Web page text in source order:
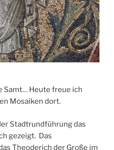
Samt… Heute freue ich
Mosaiken dort.
Stadtrundführung das
gezeigt. Das
Theoderich der Große im